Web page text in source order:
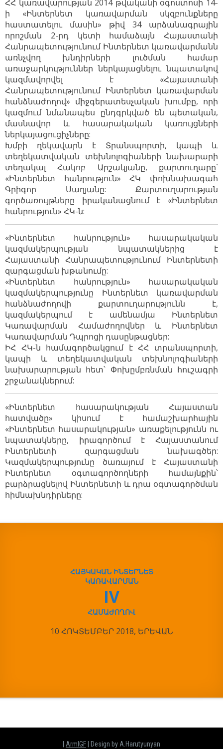
ՀՀ կառավարության 2014 թվականի օգոստոսի 14-
ի «Ինտերնետ կառավարման սկզբունքները
հաստատելու մասին» թիվ 34 արձանագրային
որոշման 2-րդ կետի համաձայն Հայաստանի
Հանրապետությունում Ինտերնետ կառավարմանն
առնչվող խնդիրների լուծման համար
առաջարկություններ ներկայացնելու նպատակով
կազմավորվել է «Հայաստանի
Հանրապետությունում Ինտերնետ կառավարման
հանձնաժողով» միջգերատեսչական խումբը, որի
կազմում նմանապես ընդգրկված են պետական,
մասնավոր և հասարակական կառույցների
ներկայացուցիչները:
Խմբի ղեկավարն է Տրանսպորտի, կապի և
տեղեկատվական տեխնոլոգիաների նախարարի
տեղակալ Հակոբ Արշակյանը, քարտուղարը`
«Ինտերնետ հանրություն» ՀԿ փոխնախագահ
Գրիգոր Սաղյանը: Քարտուղարության
գործառույթները իրականացնում է «Ինտերնետ
հանրություն» ՀԿ-ն:
«Ինտերնետ հանրություն» հասարակական
կազմակերպության նպատակներից է
Հայաստանի Հանրապետությունում Ինտերնետի
զարգացման խթանումը:
«Ինտերնետ հանրություն» հասարակական
կազմակերպությունը Ինտերնետ կառավարման
հանձնաժողովի քարտուղարությունն է,
կազմակերպում է ամենամյա Ինտերնետ
Կառավարման Համաժողովներ և Ինտերնետ
Կառավարման Դպրոցի դասընթացներ:
ԻՀ ՀԿ-ն համագործակցում է ՀՀ տրանսպորտի,
կապի և տեղեկատվական տեխնոլոգիաների
նախարարության հետ՝ Փոխըմբռնման հուշագրի
շրջանակներում:
«Ինտերնետ հասարակության Հայաստան
հատվածը» կիսում է համաշխարհային
«Ինտերնետ հասարակության» առաքելությունն ու
նպատակները, իրագործում է Հայաստանում
Ինտերնետի զարգացման նախագծեր:
Կազմակերպությունը ծառայում է Հայաստանի
Ինտերնետ օգտագործողների համայնքին՝
բարձրացնելով Ինտերնետի և դրա օգտագործման
հիմնախնդիրները:
ՀԱՅԿԱԿԱՆ ԻՆՏԵՐՆԵՏ
ԿԱՌԱՎԱՐՄԱՆ
IV
ՀԱՄԱԺՈՂՈՎ
10 ՀՈԿՏԵՄԲԵՐ 2018, ԵՐԵՎԱՆ
ArmIGF | Design by A.Harutyunyan